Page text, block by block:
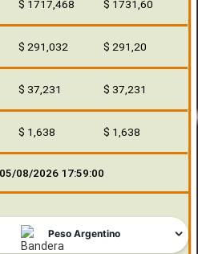
$ 1717,468 $ 1731,60
$ 291,032 $ 291,20
$ 37,231 $ 37,231
$ 1,638 $ 1,638
08/2026 17:59:00